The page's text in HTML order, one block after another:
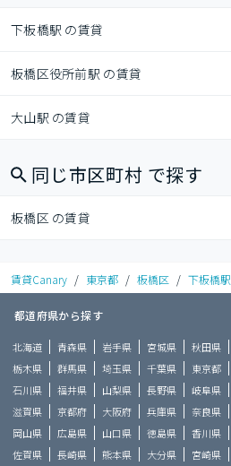
下板橋駅 の賃貸
板橋区役所前駅 の賃貸
大山駅 の賃貸
同じ市区町村 で探す
板橋区 の賃貸
賃貸Canary / 東京都 / 板橋区 / 下板橋駅
都道府県から探す
北海道 青森県 岩手県 宮城県 秋田県
栃木県
群馬県 埼玉県 千葉県 東京都
石川県
福井県 山梨県 長野県 岐阜県
滋賀県
京都府 大阪府 兵庫県 奈良県
岡山県
広島県 山口県 徳島県 香川県
佐賀県
長崎県 熊本県 大分県 宮崎県